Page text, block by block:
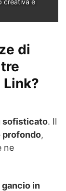
di
sofisticato. Il
profondo,
ne
gancio in